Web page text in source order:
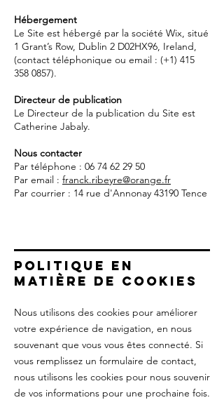
Hébergement
Le Site est hébergé par la société Wix, situé
1 Grant’s Row, Dublin 2 D02HX96, Ireland,
(contact téléphonique ou email : (+1) 415
358 0857).
Directeur de publication
Le Directeur de la publication du Site est
Catherine Jabaly.
Nous contacter
Par téléphone : 06 74 62 29 50
Par email : franck.ribeyre@orange.fr
Par courrier : 14 rue d'Annonay 43190 Tence
Politique en
maTière de cookie s
Nous utilisons des cookies pour améliorer
votre expérience de navigation, en nous
souvenant que vous vous êtes connecté. Si
vous remplissez un formulaire de contact,
nous utilisons les cookies pour nous souvenir
de vos informations pour une prochaine fois.